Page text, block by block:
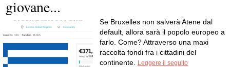
giovane...
Se Bruxelles non salverà Atene dal
default, allora sarà il popolo europeo a
farlo. Come? Attraverso una maxi
raccolta fondi fra i cittadini del
continente.
Leggere il seguito